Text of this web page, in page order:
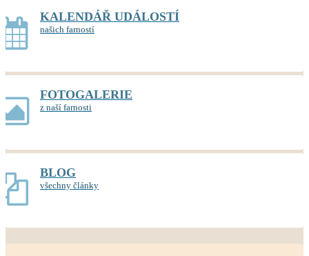
KALENDÁŘ UDÁLOSTÍ
našich farností
FOTOGALERIE
z naší farnosti
BLOG
všechny články